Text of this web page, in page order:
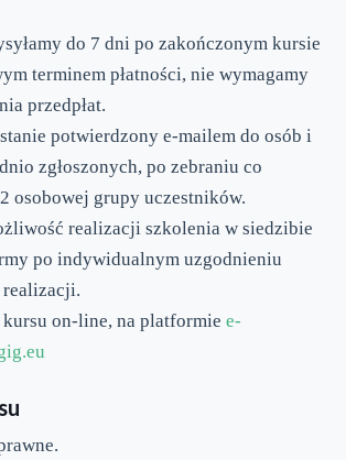
do 7 dni po zakończonym kursie
terminem płatności, nie wymagamy
przedpłat.
potwierdzony e-mailem do osób i
zgłoszonych, po zebraniu co
osobowej grupy uczestników.
realizacji szkolenia w siedzibie
po indywidualnym uzgodnieniu
kursu on-line, na platformiee-